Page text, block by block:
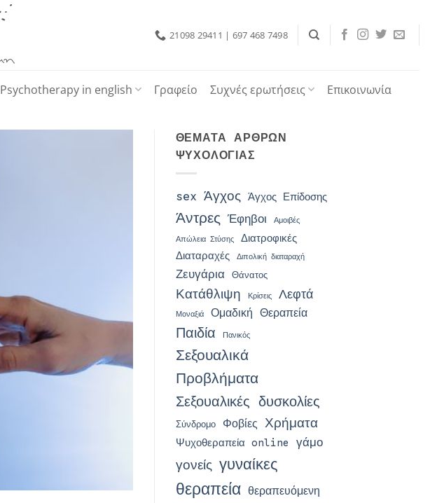
21098 29411 | 697 468 7498
Psychotherapy in english Γραφείο Συχνές ερωτήσεις Επικοινωνία
ΘΈΜΑΤΑ ΆΡΘΡΩΝ
ΨΥΧΟΛΟΓΊΑΣ
sex Άγχος Άγχος Επίδοσης
Άντρες Έφηβοι Αμοιβές
Απώλεια Στύσης
Διατροφικές
Διαταραχές
Διπολική διαταραχή
Ζευγάρια Θάνατος
Κατάθλιψη Κρίσεις Λεφτά
Μοναξιά Ομαδική Θεραπεία
Παιδία Πανικός
Σεξουαλικά
Προβλήματα
Σεξουαλικές δυσκολίες
Σύνδρομο Φοβίες Χρήματα
Ψυχοθεραπεία online γάμο
γονείς γυναίκες
θεραπεία θεραπευόμενη